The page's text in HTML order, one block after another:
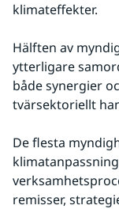
klimateffekter.
Hälften av
ytterligare
både synergier
tvärsektoriellt
De flesta
remisser,